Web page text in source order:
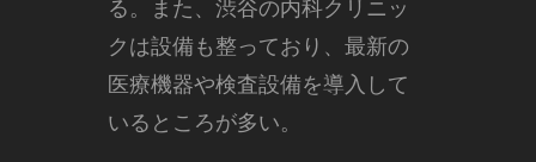
る。また、渋谷の内科クリニッ
クは設備も整っており、最新の
医療機器や検査設備を導入して
いるところが多い。